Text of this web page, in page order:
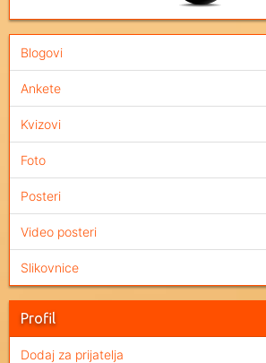
Blogovi
Ankete
Kvizovi
Foto
Posteri
Video posteri
Slikovnice
Profil
Dodaj za prijatelja